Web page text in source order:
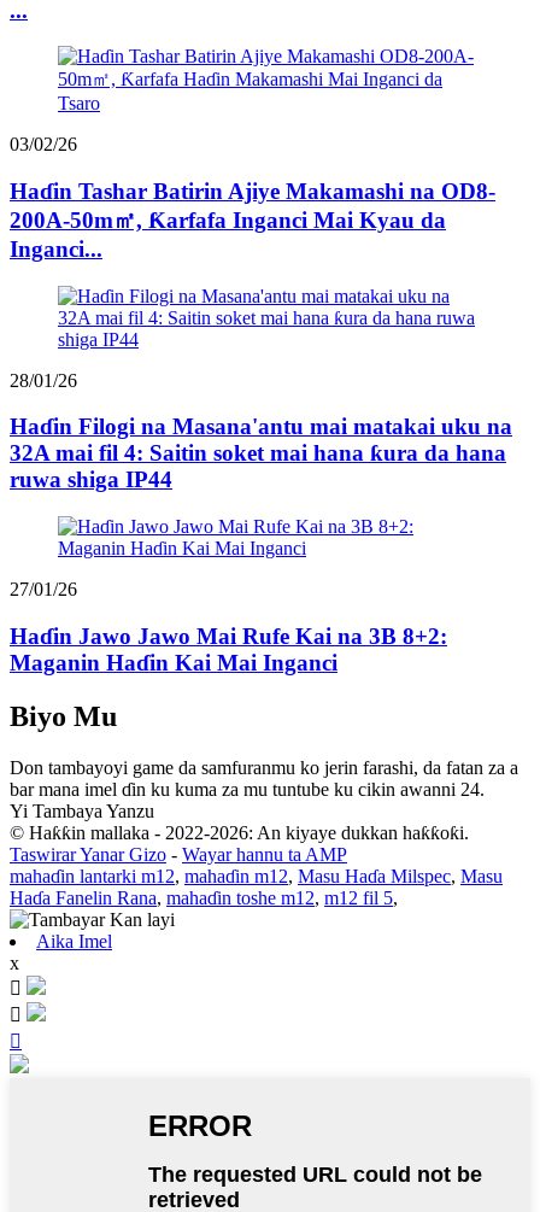
...
03/02/26
Haɗin Tashar Batirin Ajiye Makamashi na OD8-
200A-50m㎡, Ƙarfafa Inganci Mai Kyau da
Inganci...
28/01/26
Haɗin Filogi na Masana'antu mai matakai uku na
32A mai fil 4: Saitin soket mai hana ƙura da hana
ruwa shiga IP44
27/01/26
Haɗin Jawo Jawo Mai Rufe Kai na 3B 8+2:
Maganin Haɗin Kai Mai Inganci
Biyo Mu
Don tambayoyi game da samfuranmu ko jerin farashi, da fatan za a
bar mana imel ɗin ku kuma za mu tuntube ku cikin awanni 24.
Yi Tambaya Yanzu
© Haƙƙin mallaka - 2022-2026: An kiyaye dukkan haƙƙoƙi.
Taswirar Yanar Gizo - Wayar hannu ta AMP
mahaɗin lantarki m12, mahaɗin m12, Masu Haɗa Milspec, Masu
Haɗa Fanelin Rana, mahaɗin toshe m12, m12 fil 5,
Aika Imel
x


